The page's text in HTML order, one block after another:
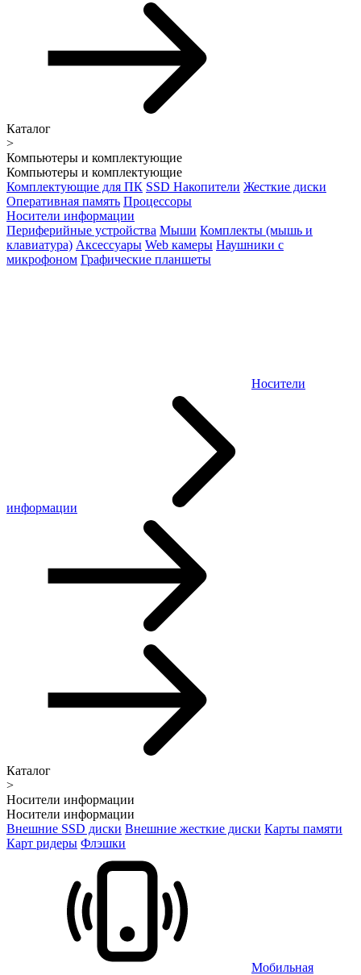
Каталог
>
Компьютеры и комплектующие
Компьютеры и комплектующие
Комплектующие для ПК SSD Накопители Жесткие диски
Оперативная память Процессоры
Носители информации
Периферийные устройства Мыши Комплекты (мышь и
клавиатура) Аксессуары Web камеры Наушники с
микрофоном Графические планшеты
Носители
информации
Каталог
>
Носители информации
Носители информации
Внешние SSD диски Внешние жесткие диски Карты памяти
Карт ридеры Флэшки
Мобильная